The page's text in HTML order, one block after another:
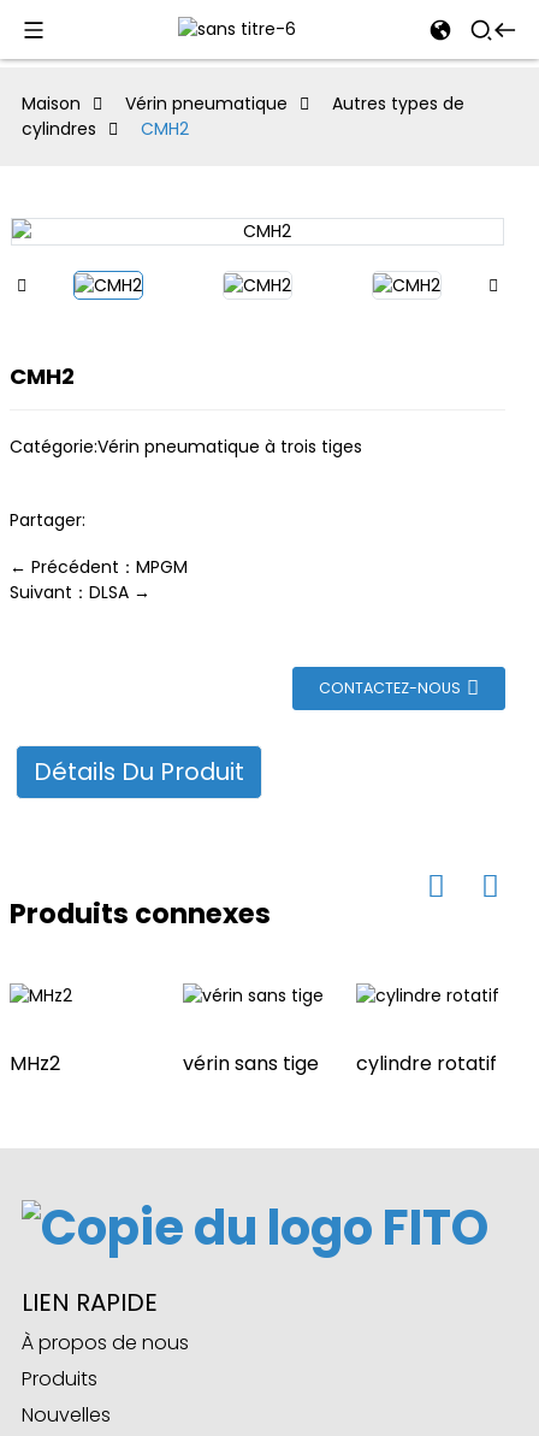
Maison Vérin pneumatique
Autres types de
cylindres
CMH2
CMH2
Catégorie:Vérin pneumatique à trois tiges
Partager:
← Précédent：MPGM
Suivant：DLSA →
CONTACTEZ-NOUS
Détails Du Produit
Produits connexes
MHz2 vérin sans tige cylindre rotatif
LIEN RAPIDE
À propos de nous
Produits
Nouvelles